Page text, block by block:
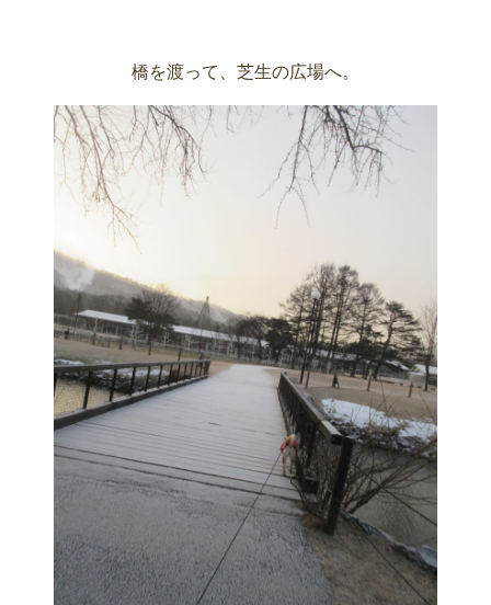
橋を渡って、芝生の広場へ。